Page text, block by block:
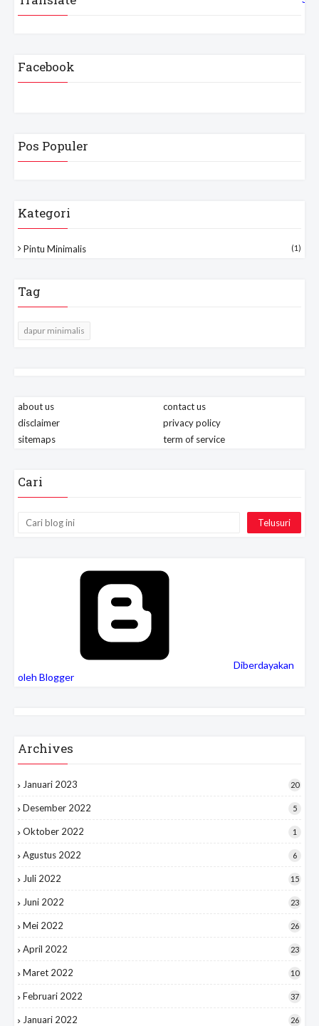
Facebook
Pos Populer
Kategori
Pintu Minimalis (1)
Tag
dapur minimalis
about us
contact us
disclaimer
privacy policy
sitemaps
term of service
Cari
Diberdayakan
oleh Blogger
Archives
Januari 2023 20
Desember 2022 5
Oktober 2022 1
Agustus 2022 6
Juli 2022 15
Juni 2022 23
Mei 2022 26
April 2022 23
Maret 2022 10
Februari 2022 37
Januari 2022 26